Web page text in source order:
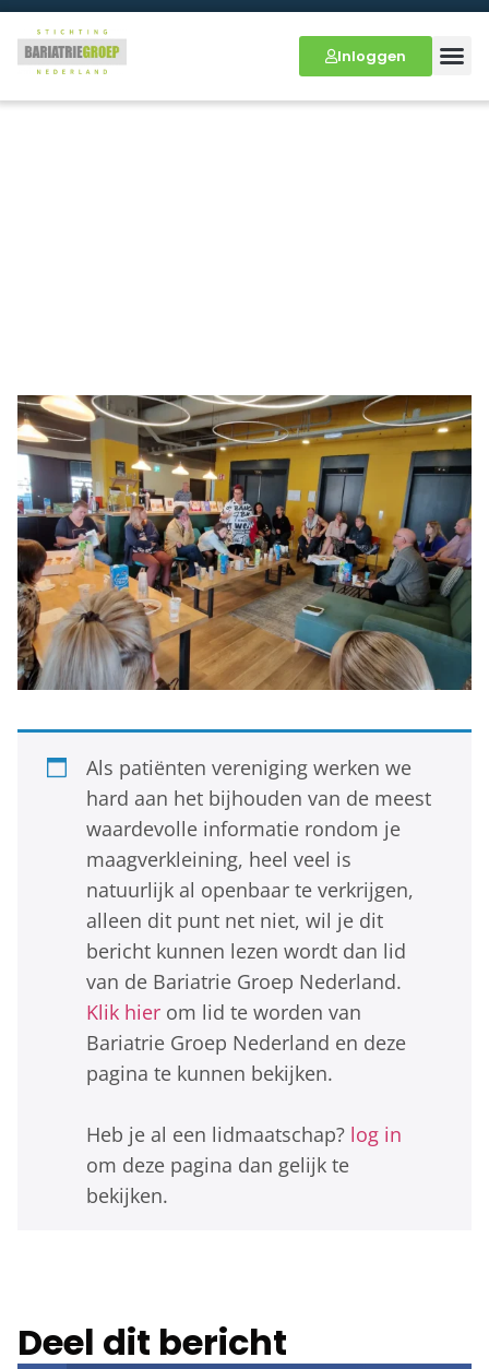
Inloggen
Als patiënten vereniging werken we
hard aan het bijhouden van de meest
waardevolle informatie rondom je
maagverkleining, heel veel is
natuurlijk al openbaar te verkrijgen,
alleen dit punt net niet, wil je dit
bericht kunnen lezen wordt dan lid
van de Bariatrie Groep Nederland.
Klik hier om lid te worden van
Bariatrie Groep Nederland en deze
pagina te kunnen bekijken.
Heb je al een lidmaatschap? log in
om deze pagina dan gelijk te
bekijken.
Deel dit bericht